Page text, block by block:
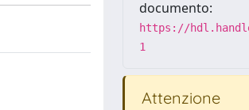
documento:
https://
1
Attenzione